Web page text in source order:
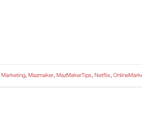
Marketing,Mazmaker,MazMakerTips,Netflix,